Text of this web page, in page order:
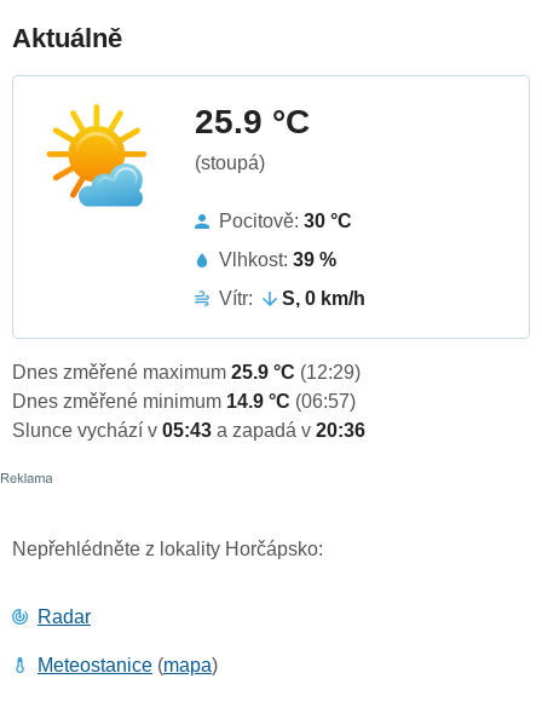
Aktuálně
25.9 °C
(stoupá)
Pocitově: 30 °C
Vlhkost: 39 %
Vítr:
S, 0 km/h
Dnes změřené maximum 25.9 °C (12:29)
Dnes změřené minimum 14.9 °C (06:57)
Slunce vychází v 05:43 a zapadá v 20:36
Nepřehlédněte z lokality Horčápsko:
Radar
Meteostanice (mapa)